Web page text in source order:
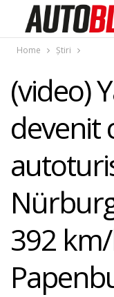
Home Știri
(video)
devenit
392